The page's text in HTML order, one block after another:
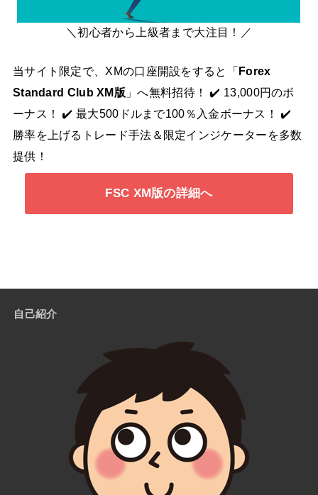
＼初心者から上級者まで大注目！／
当サイト限定で、XMの口座開設をすると「 Forex
Standard Club XM版 」へ無料招待！ ✔️ 13,000円のボ
ーナス！ ✔️ 最大500ドルまで100％入金ボーナス！ ✔️
勝率を上げるトレード手法＆限定インジケーターを多数
提供！
FSC XM版の詳細へ
自己紹介